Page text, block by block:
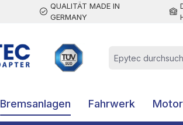
QUALITÄT MADE IN
GERMANY
Bremsanlagen Fahrwerk